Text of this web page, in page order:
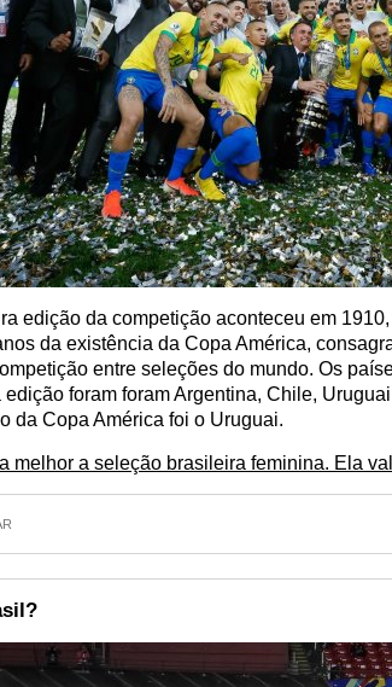
edição da competição aconteceu em
da existência da Copa América,
entre seleções do mundo. Os
edição foram foram Argentina, Chile,
da Copa América foi o Uruguai.
melhor a seleção brasileira feminina. Ela